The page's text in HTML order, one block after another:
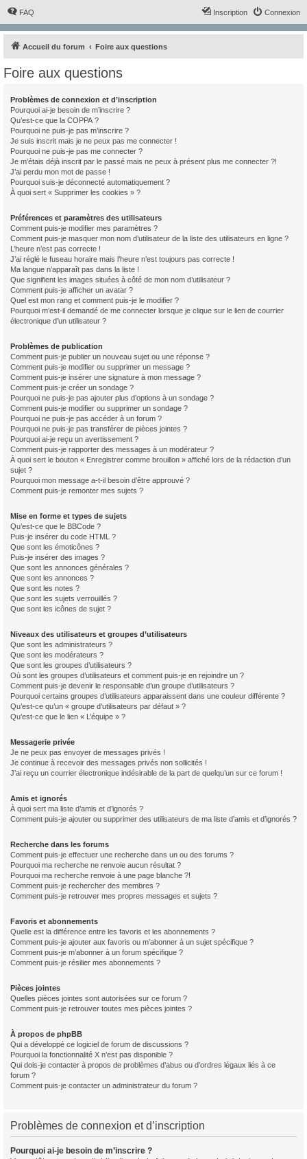
FAQ Connexion
Inscription
Accueil du forum Foire aux questions
Foire aux questions
Problèmes de connexion et d’inscription
Pourquoi ai-je besoin de m’inscrire ?
Qu’est-ce que la COPPA ?
Pourquoi ne puis-je pas m’inscrire ?
Je suis inscrit mais je ne peux pas me connecter !
Pourquoi ne puis-je pas me connecter ?
Je m’étais déjà inscrit par le passé mais ne peux à présent plus me connecter ?!
J’ai perdu mon mot de passe !
Pourquoi suis-je déconnecté automatiquement ?
À quoi sert « Supprimer les cookies » ?
Préférences et paramètres des utilisateurs
Comment puis-je modifier mes paramètres ?
Comment puis-je masquer mon nom d’utilisateur de la liste des utilisateurs en ligne ?
L’heure n’est pas correcte !
J’ai réglé le fuseau horaire mais l’heure n’est toujours pas correcte !
Ma langue n’apparaît pas dans la liste !
Que signifient les images situées à côté de mon nom d’utilisateur ?
Comment puis-je afficher un avatar ?
Quel est mon rang et comment puis-je le modifier ?
Pourquoi m’est-il demandé de me connecter lorsque je clique sur le lien de courrier
électronique d’un utilisateur ?
Problèmes de publication
Comment puis-je publier un nouveau sujet ou une réponse ?
Comment puis-je modifier ou supprimer un message ?
Comment puis-je insérer une signature à mon message ?
Comment puis-je créer un sondage ?
Pourquoi ne puis-je pas ajouter plus d’options à un sondage ?
Comment puis-je modifier ou supprimer un sondage ?
Pourquoi ne puis-je pas accéder à un forum ?
Pourquoi ne puis-je pas transférer de pièces jointes ?
Pourquoi ai-je reçu un avertissement ?
Comment puis-je rapporter des messages à un modérateur ?
À quoi sert le bouton « Enregistrer comme brouillon » affiché lors de la rédaction d’un
sujet ?
Pourquoi mon message a-t-il besoin d’être approuvé ?
Comment puis-je remonter mes sujets ?
Mise en forme et types de sujets
Qu’est-ce que le BBCode ?
Puis-je insérer du code HTML ?
Que sont les émoticônes ?
Puis-je insérer des images ?
Que sont les annonces générales ?
Que sont les annonces ?
Que sont les notes ?
Que sont les sujets verrouillés ?
Que sont les icônes de sujet ?
Niveaux des utilisateurs et groupes d’utilisateurs
Que sont les administrateurs ?
Que sont les modérateurs ?
Que sont les groupes d’utilisateurs ?
Où sont les groupes d’utilisateurs et comment puis-je en rejoindre un ?
Comment puis-je devenir le responsable d’un groupe d’utilisateurs ?
Pourquoi certains groupes d’utilisateurs apparaissent dans une couleur différente ?
Qu’est-ce qu’un « groupe d’utilisateurs par défaut » ?
Qu’est-ce que le lien « L’équipe » ?
Messagerie privée
Je ne peux pas envoyer de messages privés !
Je continue à recevoir des messages privés non sollicités !
J’ai reçu un courrier électronique indésirable de la part de quelqu’un sur ce forum !
Amis et ignorés
À quoi sert ma liste d’amis et d’ignorés ?
Comment puis-je ajouter ou supprimer des utilisateurs de ma liste d’amis et d’ignorés ?
Recherche dans les forums
Comment puis-je effectuer une recherche dans un ou des forums ?
Pourquoi ma recherche ne renvoie aucun résultat ?
Pourquoi ma recherche renvoie à une page blanche ?!
Comment puis-je rechercher des membres ?
Comment puis-je retrouver mes propres messages et sujets ?
Favoris et abonnements
Quelle est la différence entre les favoris et les abonnements ?
Comment puis-je ajouter aux favoris ou m’abonner à un sujet spécifique ?
Comment puis-je m’abonner à un forum spécifique ?
Comment puis-je résilier mes abonnements ?
Pièces jointes
Quelles pièces jointes sont autorisées sur ce forum ?
Comment puis-je retrouver toutes mes pièces jointes ?
À propos de phpBB
Qui a développé ce logiciel de forum de discussions ?
Pourquoi la fonctionnalité X n’est pas disponible ?
Qui dois-je contacter à propos de problèmes d’abus ou d’ordres légaux liés à ce
forum ?
Comment puis-je contacter un administrateur du forum ?
Problèmes de connexion et d’inscription
Pourquoi ai-je besoin de m’inscrire ?